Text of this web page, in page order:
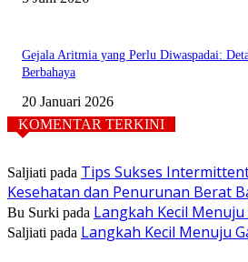
Gejala Aritmia yang Perlu Diwaspadai:
Berbahaya
20 Januari 2026
KOMENTAR TERKINI
Saljiati pada Tips Sukses
Kesehatan dan Penurunan Berat
Bu Surki pada Langkah Kecil
Saljiati pada Langkah Kecil Menuju